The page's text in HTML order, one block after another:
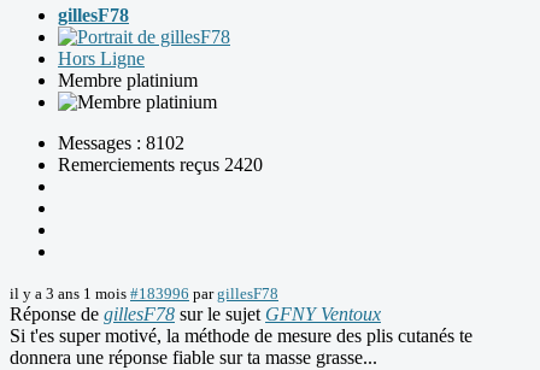
gillesF78
Hors Ligne
Membre platinium
Messages : 8102
Remerciements reçus 2420
il y a 3 ans 1 mois #183996 pargillesF78
Réponse de gillesF78 sur le sujet GFNY Ventoux
Si t'es super motivé, la méthode de mesure des plis cutanés te
donnera une réponse fiable sur ta masse grasse...